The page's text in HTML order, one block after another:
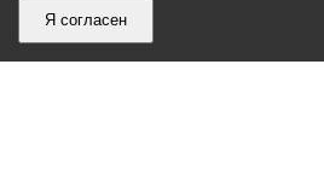
Я согласен